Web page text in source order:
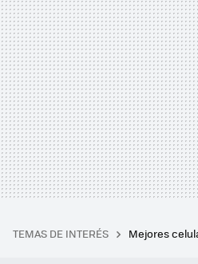
TEMAS DE INTERÉS Mejores